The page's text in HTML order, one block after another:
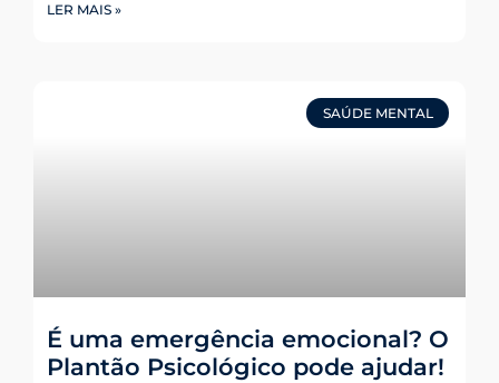
LER MAIS »
SAÚDE MENTAL
É uma emergência emocional? O
Plantão Psicológico pode ajudar!